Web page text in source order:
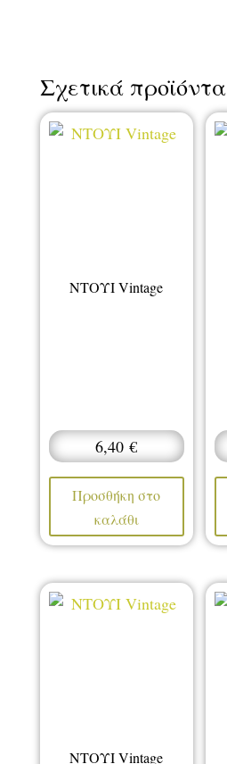
Σχετικά προϊόντα
ΝΤΟΥΙ Vintage
6,40€
Προσθήκη στο
καλάθι
ΝΤΟΥΙ Vintage